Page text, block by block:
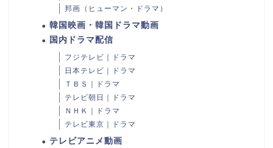
邦画（ヒューマン・ドラマ）
韓国映画・韓国ドラマ動画
国内ドラマ配信
フジテレビ｜ドラマ
日本テレビ｜ドラマ
ＴＢＳ｜ドラマ
テレビ朝日｜ドラマ
ＮＨＫ｜ドラマ
テレビ東京｜ドラマ
テレビアニメ動画